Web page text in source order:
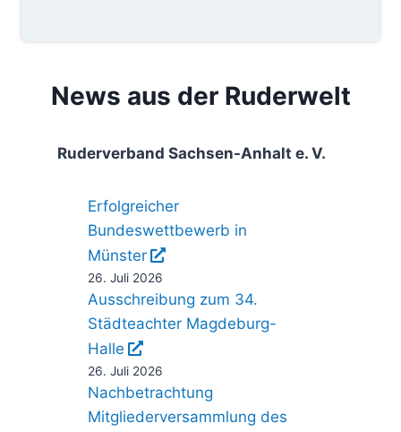
A
S
G
A
T
A
News aus der Ruderwelt
Ruderverband Sachsen-Anhalt e. V.
Erfolgreicher
Bundeswettbewerb in
Münster
26. Juli 2026
Ausschreibung zum 34.
Städteachter Magdeburg-
Halle
26. Juli 2026
Nachbetrachtung
Mitgliederversammlung des